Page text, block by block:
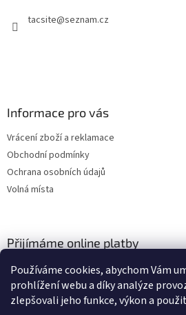
Používáme cookies, abychom Vám
prohlížení webu a díky analýze
zlepšovali jeho funkce, výkon a
tacsite@seznam.cz
Informace pro vás
Vrácení zboží a reklamace
Obchodní podmínky
Ochrana osobních údajů
Volná místa
Přijímáme online platby